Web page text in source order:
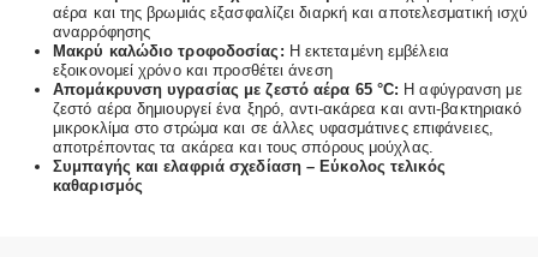
αέρα και της βρωμιάς εξασφαλίζει διαρκή και αποτελεσματική ισχύ
αναρρόφησης
Μακρύ καλώδιο τροφοδοσίας: Η εκτεταμένη εμβέλεια
εξοικονομεί χρόνο και προσθέτει άνεση
Απομάκρυνση υγρασίας με ζεστό αέρα 65 °C: Η αφύγρανση με
ζεστό αέρα δημιουργεί ένα ξηρό, αντι-ακάρεα και αντι-βακτηριακό
μικροκλίμα στο στρώμα και σε άλλες υφασμάτινες επιφάνειες,
αποτρέποντας τα ακάρεα και τους σπόρους μούχλας.
Συμπαγής και ελαφριά σχεδίαση – Εύκολος τελικός
καθαρισμός